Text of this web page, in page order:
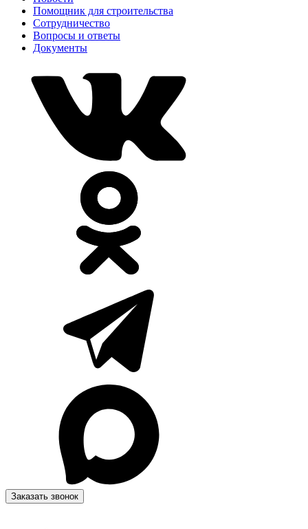
Помощник для строительства
Сотрудничество
Вопросы и ответы
Документы
Заказать звонок